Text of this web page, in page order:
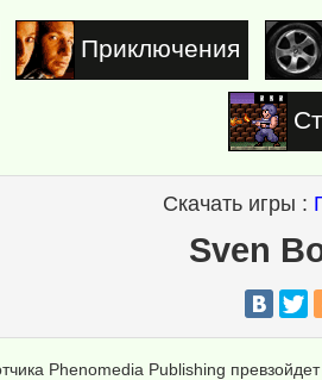
Приключения
Скачать игры :
Sven
Phenomedia Publishing